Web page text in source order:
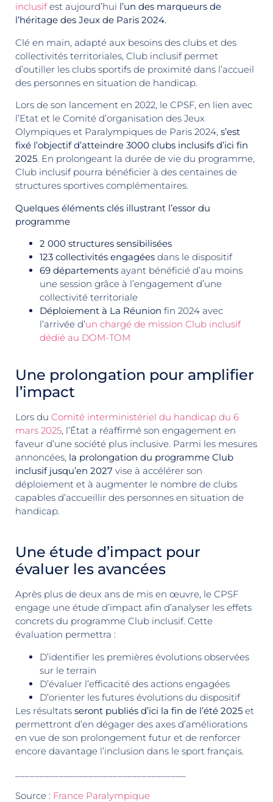
inclusifest aujourd’hui l’un des marqueurs de
l’héritage des Jeux de Paris 2024.
Clé en main, adapté aux besoins des clubs et des
collectivités territoriales, Club inclusif permet
d’outiller les clubs sportifs de proximité dans l’accueil
des personnes en situation de handicap.
Lors de son lancement en 2022, le CPSF, en lien avec
l’Etat et le Comité d’organisation des Jeux
Olympiques et Paralympiques de Paris 2024, s’est
fixé l’objectif d’atteindre 3000 clubs inclusifs d’ici fin
2025. En prolongeant la durée de vie du programme,
Club inclusif pourra bénéficier à des centaines de
structures sportives complémentaires.
Quelques éléments clés illustrant l’essor du
programme
2 000 structures sensibilisées
123 collectivités engagées dans le dispositif
69 départements ayant bénéficié d’au moins
une session grâce à l’engagement d’une
collectivité territoriale
Déploiement à La Réunion fin 2024 avec
l’arrivée d’un chargé de mission Club inclusif
dédié au DOM-TOM
Une prolongation pour amplifier
l’impact
Lors du Comité interministériel du handicap du 6
mars 2025, l’État a réaffirmé son engagement en
faveur d’une société plus inclusive. Parmi les mesures
annoncées, la prolongation du programme Club
inclusif jusqu’en 2027 vise à accélérer son
déploiement et à augmenter le nombre de clubs
capables d’accueillir des personnes en situation de
handicap.
Une étude d’impact pour
évaluer les avancées
Après plus de deux ans de mis en œuvre, le CPSF
engage une étude d’impact afin d’analyser les effets
concrets du programme Club inclusif. Cette
évaluation permettra :
D’identifier les premières évolutions observées
sur le terrain
D’évaluer l’efficacité des actions engagées
D’orienter les futures évolutions du dispositif
Les résultats seront publiés d’ici la fin de l’été 2025 et
permettront d’en dégager des axes d’améliorations
en vue de son prolongement futur et de renforcer
encore davantage l’inclusion dans le sport français.
Source : France Paralympique